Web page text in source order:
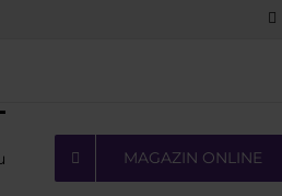
MAGAZIN ONLINE